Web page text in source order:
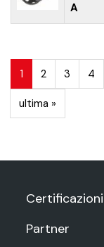
A
PAGINE
1 2 3 4
ultima »
Certificazioni
Partner